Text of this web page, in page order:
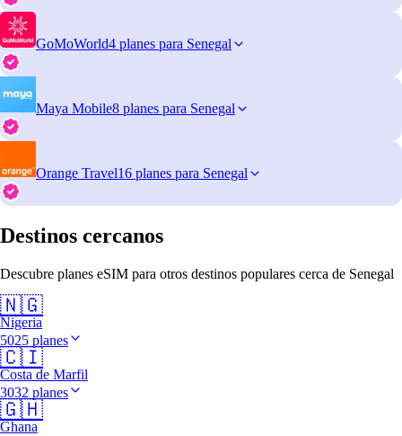
GoMoWorld4 planes para Senegal
Maya Mobile8 planes para Senegal
Orange Travel16 planes para Senegal
Destinos cercanos
Descubre planes eSIM para otros destinos populares cerca de Senegal
🇳🇬
Nigeria
5025 planes
🇨🇮
Costa de Marfil
3032 planes
🇬🇭
Ghana